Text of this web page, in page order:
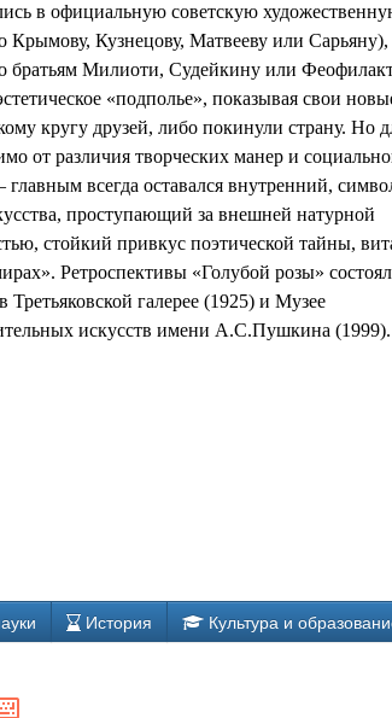
в официальную советскую
Крымову, Кузнецову, Матвееву или
братьям Милиоти, Судейкину или
«подполье», показывая свои
кругу друзей, либо покинули страну. Но
от различия творческих манер и
главным всегда оставался внутренний,
проступающий за внешней натурной
стойкий привкус поэтической тайны,
Ретроспективы «Голубой розы»
Третьяковской галерее (1925) и Музее
искусств имени А.С.Пушкина (1999).
История Культура и